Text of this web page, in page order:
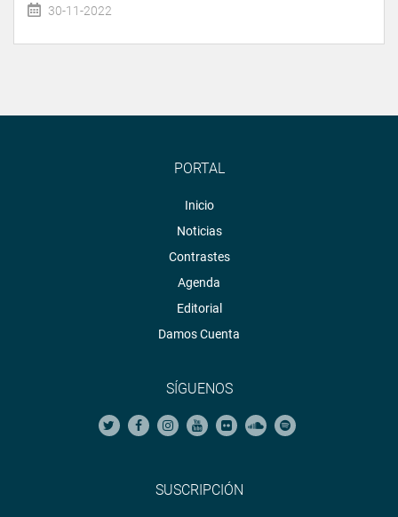
30-11-2022
PORTAL
Inicio
Noticias
Contrastes
Agenda
Editorial
Damos Cuenta
SÍGUENOS
SUSCRIPCIÓN